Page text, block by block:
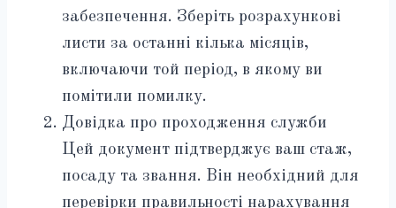
забезпечення. Зберіть розрахункові
листи за останні кілька місяців,
включаючи той період, в якому ви
помітили помилку.
Довідка про проходження служби
Цей документ підтверджує ваш стаж,
посаду та звання. Він необхідний для
перевірки правильності нарахування